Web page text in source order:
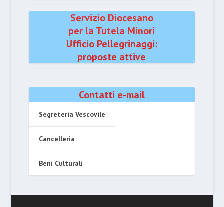
Servizio Diocesano
per la Tutela Minori
Ufficio Pellegrinaggi:
proposte attive
Contatti e-mail
Segreteria Vescovile
Cancelleria
Beni Culturali